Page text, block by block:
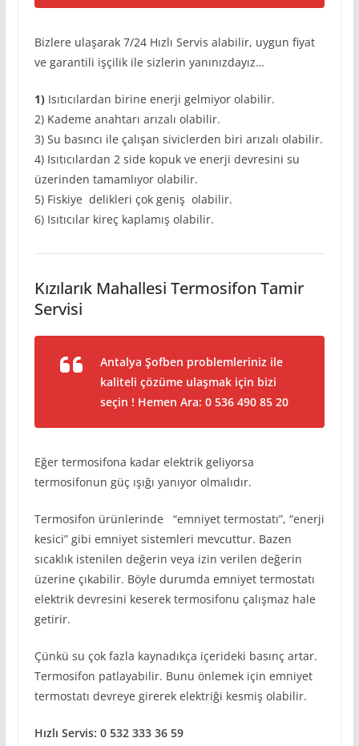
Bizlere ulaşarak 7/24 Hızlı Servis alabilir, uygun fiyat
ve garantili işçilik ile sizlerin yanınızdayız…
1)Isıtıcılardan birine enerji gelmiyor olabilir.
2) Kademe anahtarı arızalı olabilir.
3) Su basıncı ile çalışan siviclerden biri arızalı olabilir.
4) Isıtıcılardan 2 side kopuk ve enerji devresini su
üzerinden tamamlıyor olabilir.
5) Fiskiye delikleri çok geniş olabilir.
6) Isıtıcılar kireç kaplamış olabilir.
Kızılarık Mahallesi Termosifon Tamir
Servisi
Antalya Şofben problemleriniz ile
kaliteli çözüme ulaşmak için bizi
seçin ! Hemen Ara: 0 536 490 85 20
Eğer termosifona kadar elektrik geliyorsa
termosifonun güç ışığı yanıyor olmalıdır.
Termosifon ürünlerinde “emniyet termostatı”, “enerji
kesici” gibi emniyet sistemleri mevcuttur. Bazen
sıcaklık istenilen değerin veya izin verilen değerin
üzerine çıkabilir. Böyle durumda emniyet termostatı
elektrik devresini keserek termosifonu çalışmaz hale
getirir.
Çünkü su çok fazla kaynadıkça içerideki basınç artar.
Termosifon patlayabilir. Bunu önlemek için emniyet
termostatı devreye girerek elektriği kesmiş olabilir.
Hızlı Servis: 0 532 333 36 59